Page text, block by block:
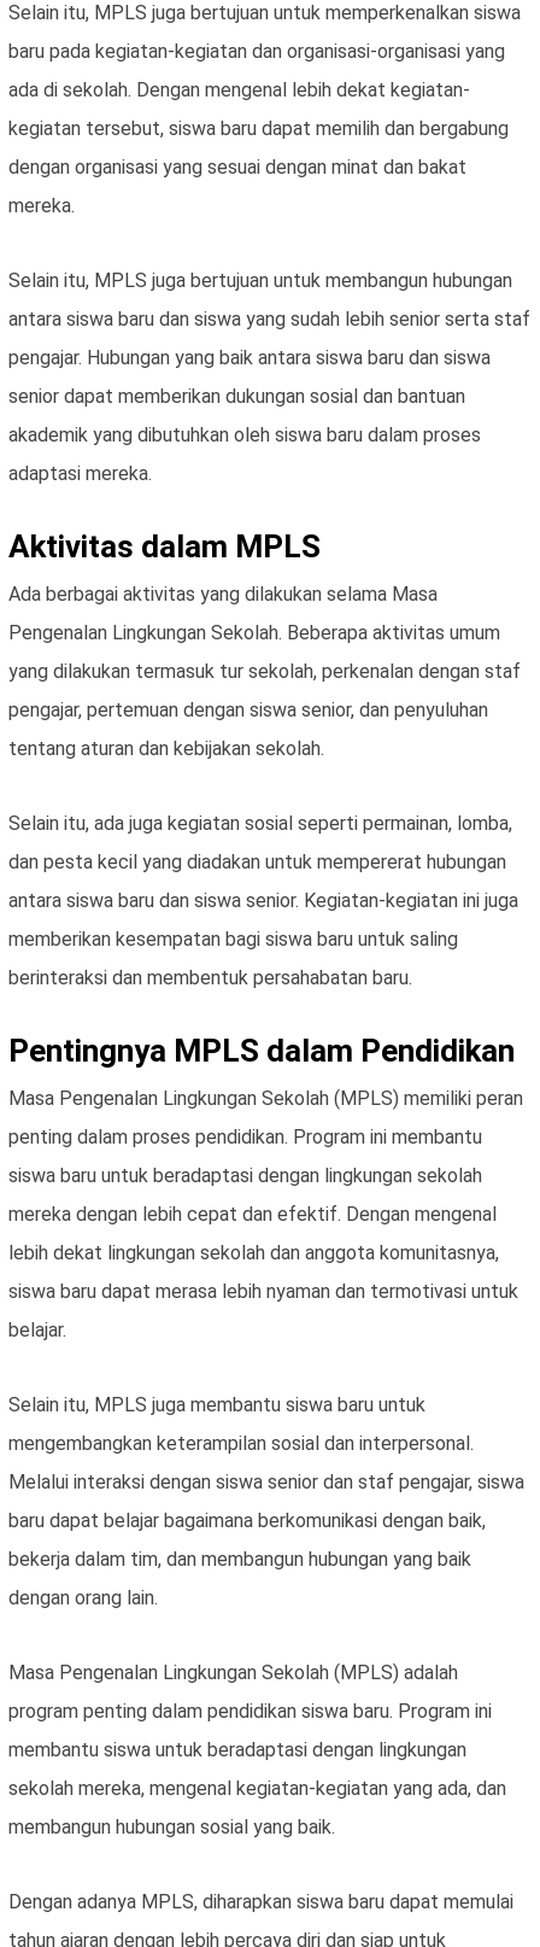
Selain itu, MPLS juga bertujuan untuk memperkenalkan siswa
baru pada kegiatan-kegiatan dan organisasi-organisasi yang
ada di sekolah. Dengan mengenal lebih dekat kegiatan-
kegiatan tersebut, siswa baru dapat memilih dan bergabung
dengan organisasi yang sesuai dengan minat dan bakat
mereka.
Selain itu, MPLS juga bertujuan untuk membangun hubungan
antara siswa baru dan siswa yang sudah lebih senior serta staf
pengajar. Hubungan yang baik antara siswa baru dan siswa
senior dapat memberikan dukungan sosial dan bantuan
akademik yang dibutuhkan oleh siswa baru dalam proses
adaptasi mereka.
Aktivitas dalam MPLS
Ada berbagai aktivitas yang dilakukan selama Masa
Pengenalan Lingkungan Sekolah. Beberapa aktivitas umum
yang dilakukan termasuk tur sekolah, perkenalan dengan staf
pengajar, pertemuan dengan siswa senior, dan penyuluhan
tentang aturan dan kebijakan sekolah.
Selain itu, ada juga kegiatan sosial seperti permainan, lomba,
dan pesta kecil yang diadakan untuk mempererat hubungan
antara siswa baru dan siswa senior. Kegiatan-kegiatan ini juga
memberikan kesempatan bagi siswa baru untuk saling
berinteraksi dan membentuk persahabatan baru.
Pentingnya MPLS dalam Pendidikan
Masa Pengenalan Lingkungan Sekolah (MPLS) memiliki peran
penting dalam proses pendidikan. Program ini membantu
siswa baru untuk beradaptasi dengan lingkungan sekolah
mereka dengan lebih cepat dan efektif. Dengan mengenal
lebih dekat lingkungan sekolah dan anggota komunitasnya,
siswa baru dapat merasa lebih nyaman dan termotivasi untuk
belajar.
Selain itu, MPLS juga membantu siswa baru untuk
mengembangkan keterampilan sosial dan interpersonal.
Melalui interaksi dengan siswa senior dan staf pengajar, siswa
baru dapat belajar bagaimana berkomunikasi dengan baik,
bekerja dalam tim, dan membangun hubungan yang baik
dengan orang lain.
Masa Pengenalan Lingkungan Sekolah (MPLS) adalah
program penting dalam pendidikan siswa baru. Program ini
membantu siswa untuk beradaptasi dengan lingkungan
sekolah mereka, mengenal kegiatan-kegiatan yang ada, dan
membangun hubungan sosial yang baik.
Dengan adanya MPLS, diharapkan siswa baru dapat memulai
tahun ajaran dengan lebih percaya diri dan siap untuk